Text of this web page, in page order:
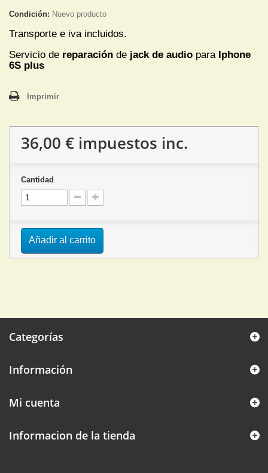
Condición: Nuevo producto
Transporte e iva incluidos.
Servicio de reparación de jack de audio para Iphone
6S plus
Imprimir
36,00 € impuestos inc.
Cantidad
Añadir al carrito
Categorías
Información
Mi cuenta
Informacion de la tienda